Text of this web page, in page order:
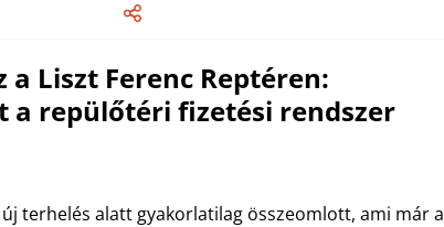
a Liszt Ferenc Reptéren:
a repülőtéri fizetési rendszer
terhelés alatt gyakorlatilag összeomlott, ami már a